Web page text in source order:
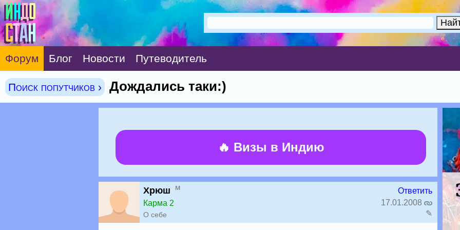
Форум Блог Новости Путеводитель
Поиск попутчиков › Дождались таки:)
🔥 Визы в Индию
Хрюш
м
Карма 2
О себе
Ответить
17.01.2008
✎